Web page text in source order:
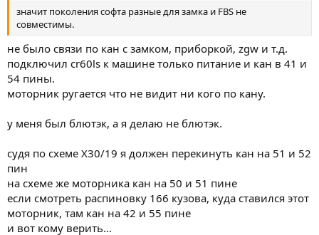
т
ь
з
а
т
ь
п
р
т
в
значит поколения софта разные для замка и FBS не
совместимы.
не было связи по кан с замком, приборкой, zgw и т.д.
подключил cr60ls к машине только питание и кан в 41 и
54 пины.
моторник ругается что не видит ни кого по кану.
у меня был блютэк, а я делаю не блютэк.
судя по схеме X30/19 я должен перекинуть кан на 51 и 52
пин
на схеме же моторника кан на 50 и 51 пине
если смотреть распиновку 166 кузова, куда ставился этот
моторник, там кан на 42 и 55 пине
и вот кому верить...